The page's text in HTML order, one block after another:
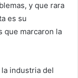
y que rara
es su
que marcaron la
industria del